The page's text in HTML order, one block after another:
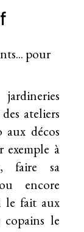
ateliers
décos
exemple à
faire sa
encore
le fait aux
le